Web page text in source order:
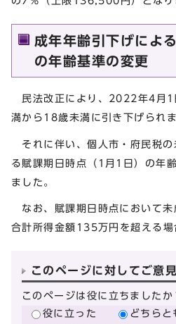
成年年齢引下げによ
の年齢基準の変更
民法改正により、2022年4月1
満から18歳未満に引き下げられま
それに伴い、個人市・府民税の
る賦課期日時点（1月1日）の年
ました。
なお、賦課期日時点において未
合計所得金額135万円を超える場
このページに対してご意
このページは役に立ちましたか
役に立った
どちらと